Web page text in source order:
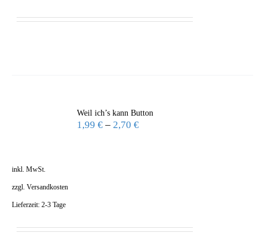
Weil ich’s kann Button
1,99€ –2,70€
inkl. MwSt.
zzgl. Versandkosten
Lieferzeit: 2-3 Tage